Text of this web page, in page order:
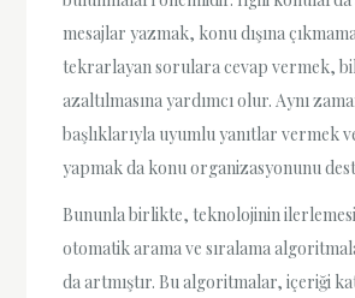
mesajlar yazmak, konu dışına
tekrarlayan sorulara cevap vermek,
azaltılmasına yardımcı olur. Aynı
başlıklarıyla uyumlu yanıtlar vermek
yapmak da konu organizasyonunu
Bununla birlikte, teknolojinin
otomatik arama ve sıralama
da artmıştır. Bu algoritmalar, içeriği